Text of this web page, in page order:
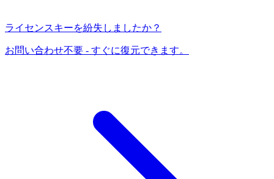
ライセンスキーを紛失しましたか？
お問い合わせ不要 - すぐに復元できます。